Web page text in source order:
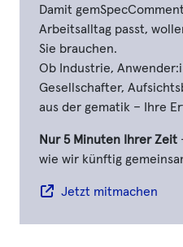
Damit
Arbeitsalltag passt,
Sie brauchen.
Ob Industrie,
Gesellschafter,
aus der gematik – Ihre
Nur 5 Minuten Ihrer Zeit
wie wir künftig
Jetzt mitmachen